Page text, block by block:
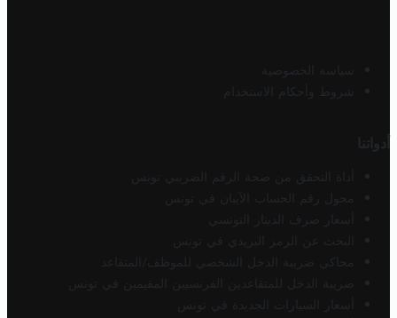
سياسة الخصوصية
شروط وأحكام الاستخدام
أدواتنا
أداة التحقق من صحة الرقم الضريبي تونس
محول رقم الحساب الآيبان في تونس
أسعار صرف الدينار التونسي
البحث عن الرمز البريدي في تونس
محاكي ضريبة الدخل الشخصي للموظف/المتقاعد
ضريبة الدخل للمتقاعدين الفرنسيين المقيمين في تونس
أسعار السيارات الجديدة في تونس